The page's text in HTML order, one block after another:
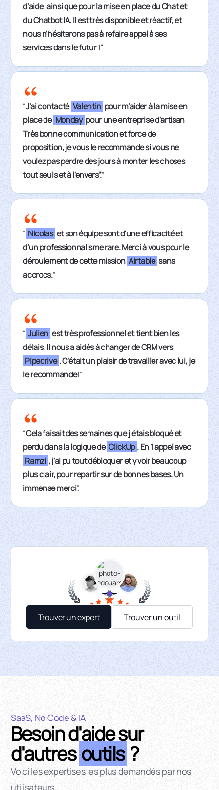
d'aide, ainsi que pour la mise en place du Chat et
du Chatbot IA. Il est très disponible et réactif, et
nous n'hésiterons pas à refaire appel à ses
services dans le futur !"
“J'ai contacté Valentin pour m'aider à la mise en
place de Monday pour une entreprise d'artisan
Très bonne communication et force de
proposition, je vous le recommande si vous ne
voulez pas perdre des jours à monter les choses
tout seuls et à l'envers”.”
“ Nicolas et son équipe sont d'une efficacité et
d'un professionnalisme rare. Merci à vous pour le
déroulement de cette mission Airtable sans
accrocs.”
“ Julien est très professionnel et tient bien les
délais. Il nous a aidés à changer de CRM vers
Pipedrive . C'était un plaisir de travailler avec lui, je
le recommande!”
“Cela faisait des semaines que j'étais bloqué et
perdu dans la logique de ClickUp . En 1 appel avec
Ramzi , j'ai pu tout débloquer et y voir beaucoup
plus clair, pour repartir sur de bonnes bases. Un
immense merci”.
Trouver un expert Trouver un outil
SaaS, No Code & IA
Besoin d'aide sur
d'autresoutils ?
Voici les expertises les plus demandés par nos
utilisateurs.